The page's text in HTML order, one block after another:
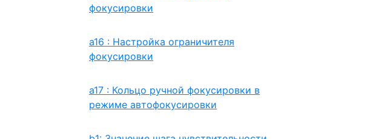
фокусировки
a16 : Настройка ограничителя
фокусировки
a17 : Кольцо ручной фокусировки в
режиме автофокусировки